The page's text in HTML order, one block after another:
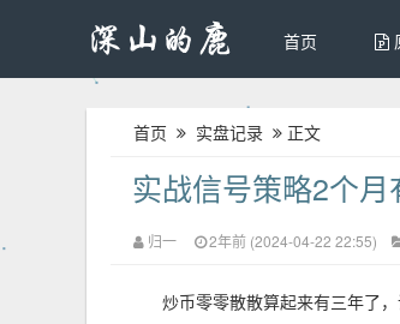
首页
首页 实盘记录 正文
实战信号策略2个月
归一 2年前 (2024-04-22 22:55)
炒币零零散散算起来有三年了